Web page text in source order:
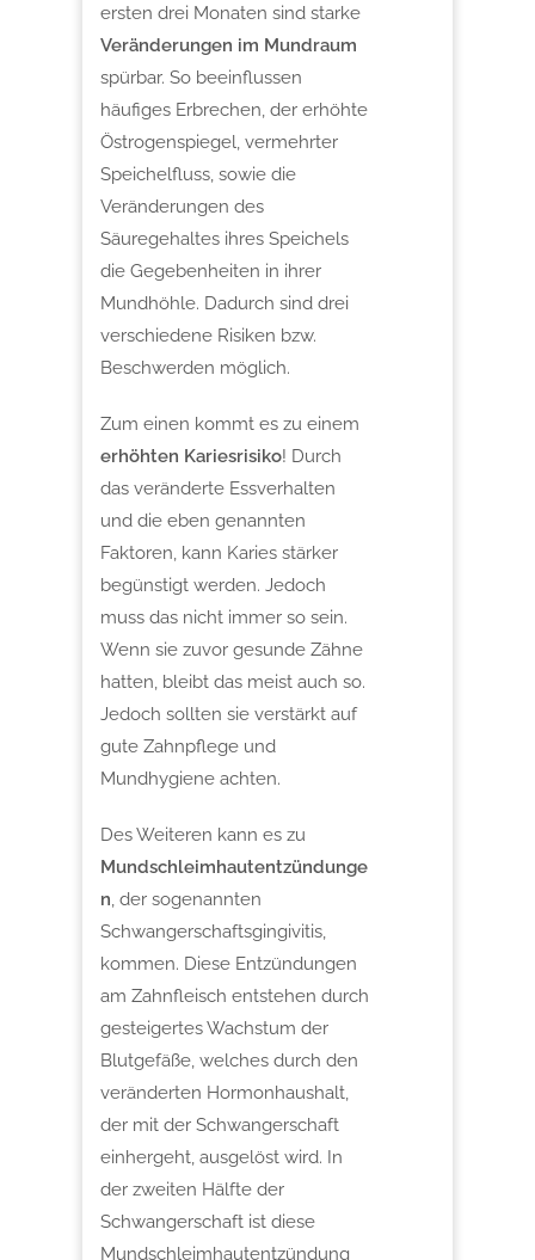
ersten drei Monaten sind starke
Veränderungen im Mundraum
spürbar. So beeinflussen
häufiges Erbrechen, der erhöhte
Östrogenspiegel, vermehrter
Speichelfluss, sowie die
Veränderungen des
Säuregehaltes ihres Speichels
die Gegebenheiten in ihrer
Mundhöhle. Dadurch sind drei
verschiedene Risiken bzw.
Beschwerden möglich.
Zum einen kommt es zu einem
erhöhten Kariesrisiko! Durch
das veränderte Essverhalten
und die eben genannten
Faktoren, kann Karies stärker
begünstigt werden. Jedoch
muss das nicht immer so sein.
Wenn sie zuvor gesunde Zähne
hatten, bleibt das meist auch so.
Jedoch sollten sie verstärkt auf
gute Zahnpflege und
Mundhygiene achten.
Des Weiteren kann es zu
Mundschleimhautentzündunge
n, der sogenannten
Schwangerschaftsgingivitis,
kommen. Diese Entzündungen
am Zahnfleisch entstehen durch
gesteigertes Wachstum der
Blutgefäße, welches durch den
veränderten Hormonhaushalt,
der mit der Schwangerschaft
einhergeht, ausgelöst wird. In
der zweiten Hälfte der
Schwangerschaft ist diese
Mundschleimhautentzündung